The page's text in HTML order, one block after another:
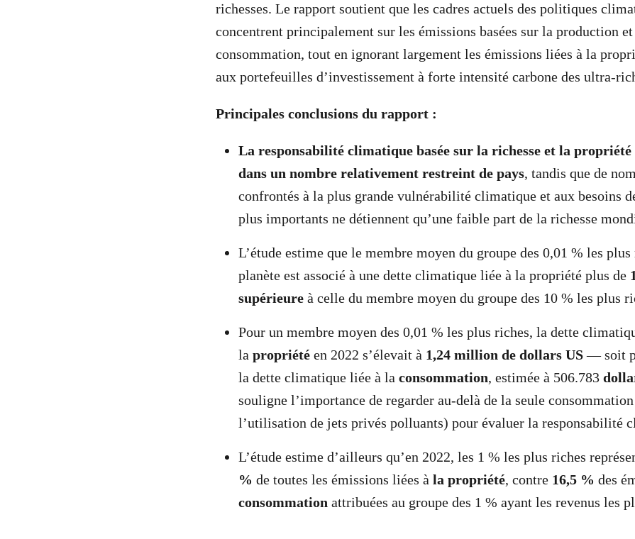
richesses. Le rapport soutient que les cadres actuels des politiques
concentrent principalement sur les émissions basées sur la production
consommation, tout en ignorant largement les émissions liées à la
aux portefeuilles d’investissement à forte intensité carbone des ultra-
Principales conclusions du rapport :
La responsabilité climatique basée sur la richesse et la propriété
dans un nombre relativement restreint de pays, tandis que de
confrontés à la plus grande vulnérabilité climatique et aux besoins
plus importants ne détiennent qu’une faible part de la richesse
L’étude estime que le membre moyen du groupe des 0,01 % les plus
planète est associé à une dette climatique liée à la propriété plus de
supérieure à celle du membre moyen du groupe des 10 % les plus
Pour un membre moyen des 0,01 % les plus riches, la dette
la propriété en 2022 s’élevait à 1,24 million de dollars US— soit
la dette climatique liée à la consommation, estimée à 506.783
souligne l’importance de regarder au-delà de la seule
l’utilisation de jets privés polluants) pour évaluer la responsabilité
L’étude estime d’ailleurs qu’en 2022, les 1 % les plus riches
% de toutes les émissions liées à la propriété, contre 16,5 % des
consommation attribuées au groupe des 1 % ayant les revenus les